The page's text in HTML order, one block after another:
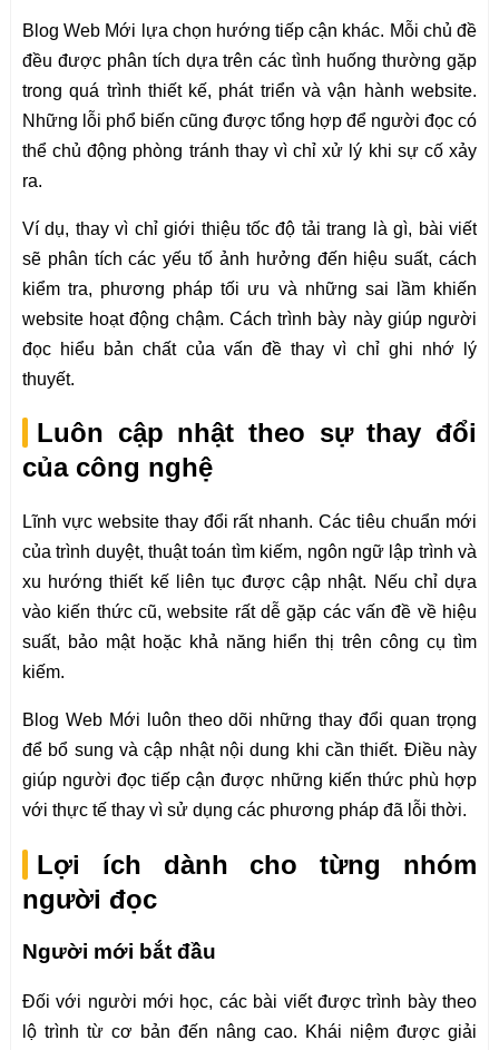
Blog Web Mới lựa chọn hướng tiếp cận khác. Mỗi chủ đề
đều được phân tích dựa trên các tình huống thường gặp
trong quá trình thiết kế, phát triển và vận hành website.
Những lỗi phổ biến cũng được tổng hợp để người đọc có
thể chủ động phòng tránh thay vì chỉ xử lý khi sự cố xảy
ra.
Ví dụ, thay vì chỉ giới thiệu tốc độ tải trang là gì, bài viết
sẽ phân tích các yếu tố ảnh hưởng đến hiệu suất, cách
kiểm tra, phương pháp tối ưu và những sai lầm khiến
website hoạt động chậm. Cách trình bày này giúp người
đọc hiểu bản chất của vấn đề thay vì chỉ ghi nhớ lý
thuyết.
Luôn cập nhật theo sự thay đổi
của công nghệ
Lĩnh vực website thay đổi rất nhanh. Các tiêu chuẩn mới
của trình duyệt, thuật toán tìm kiếm, ngôn ngữ lập trình và
xu hướng thiết kế liên tục được cập nhật. Nếu chỉ dựa
vào kiến thức cũ, website rất dễ gặp các vấn đề về hiệu
suất, bảo mật hoặc khả năng hiển thị trên công cụ tìm
kiếm.
Blog Web Mới luôn theo dõi những thay đổi quan trọng
để bổ sung và cập nhật nội dung khi cần thiết. Điều này
giúp người đọc tiếp cận được những kiến thức phù hợp
với thực tế thay vì sử dụng các phương pháp đã lỗi thời.
Lợi ích dành cho từng nhóm
người đọc
Người mới bắt đầu
Đối với người mới học, các bài viết được trình bày theo
lộ trình từ cơ bản đến nâng cao. Khái niệm được giải